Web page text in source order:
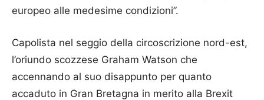
europeo alle medesime condizioni”.
Capolista nel seggio della circoscrizione nord-est,
l’oriundo scozzese Graham Watson che
accennando al suo disappunto per quanto
accaduto in Gran Bretagna in merito alla Brexit